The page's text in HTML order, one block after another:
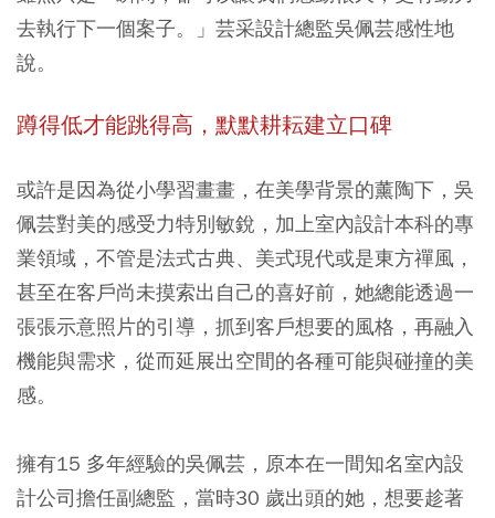
去執行下一個案子。」芸采設計總監吳佩芸感性地
說。
蹲得低才能跳得高，默默耕耘建立口碑
或許是因為從小學習畫畫，在美學背景的薰陶下，吳
佩芸對美的感受力特別敏銳，加上室內設計本科的專
業領域，不管是法式古典、美式現代或是東方禪風，
甚至在客戶尚未摸索出自己的喜好前，她總能透過一
張張示意照片的引導，抓到客戶想要的風格，再融入
機能與需求，從而延展出空間的各種可能與碰撞的美
感。
擁有15 多年經驗的吳佩芸，原本在一間知名室內設
計公司擔任副總監，當時30 歲出頭的她，想要趁著